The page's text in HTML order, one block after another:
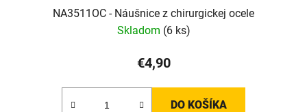
NA3511OC - Náušnice z chirurgickej ocele
Skladom (6 ks)
€4,90
DO KOŠÍKA